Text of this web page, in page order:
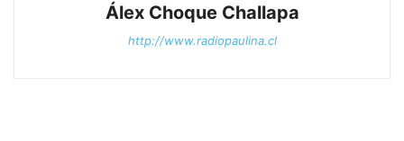
Álex Choque Challapa
http://www.radiopaulina.cl